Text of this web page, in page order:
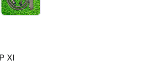
XI